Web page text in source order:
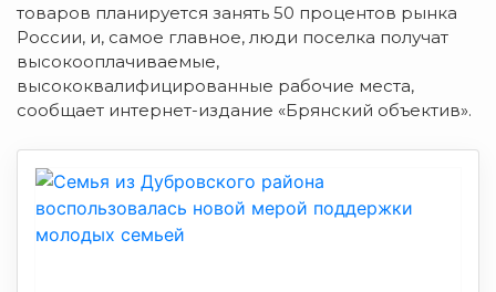
товаров планируется занять 50 процентов рынка
России, и, самое главное, люди поселка получат
высокооплачиваемые,
высококвалифицированные рабочие места,
сообщает интернет-издание «Брянский объектив».